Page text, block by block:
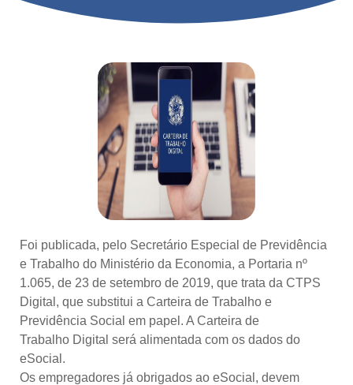
Foi publicada, pelo Secretário Especial de Previdência
e Trabalho do Ministério da Economia, a Portaria nº
1.065, de 23 de setembro de 2019, que trata da CTPS
Digital, que substitui a Carteira de Trabalho e
Previdência Social em papel. A Carteira de
Trabalho Digital será alimentada com os dados do
eSocial.
Os empregadores já obrigados ao eSocial, devem